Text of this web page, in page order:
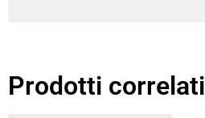
Prodotti correlati